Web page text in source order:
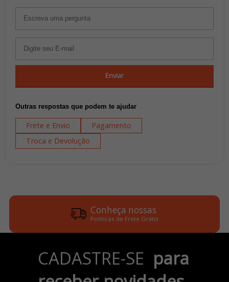
Enviar
Outras respostas que podem te ajudar
Frete e Envio
Pagamento
Troca e Devolução
Conheça nossas
Politicas de Frete Grátis
no Cartão de Crédito
CADASTRE-SE para